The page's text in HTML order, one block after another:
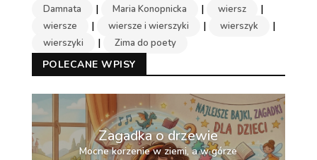
Damnata | Maria Konopnicka | wiersz |
wiersze | wiersze i wierszyki | wierszyk |
wierszyki | Zima do poety
POLECANE WPISY
Zagadka o drzewie
Mocne korzenie w ziemi, a w górze